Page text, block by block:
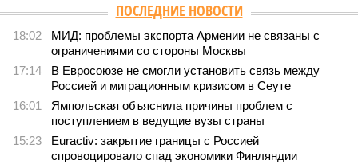
ПОСЛЕДНИЕ НОВОСТИ
18:02
МИД: проблемы экспорта Армении не связаны с
ограничениями со стороны Москвы
17:14
В Евросоюзе не смогли установить связь между
Россией и миграционным кризисом в Сеуте
16:01
Ямпольская объяснила причины проблем с
поступлением в ведущие вузы страны
15:23
Euractiv: закрытие границы с Россией
спровоцировало спад экономики Финляндии